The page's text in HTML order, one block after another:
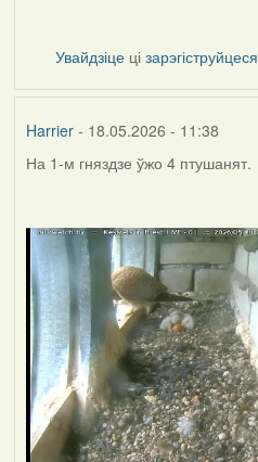
Увайдзіце цізарэгіструйцеся
Harrier- 18.05.2026 - 11:38
На 1-м гняздзе ўжо 4 птушанят.